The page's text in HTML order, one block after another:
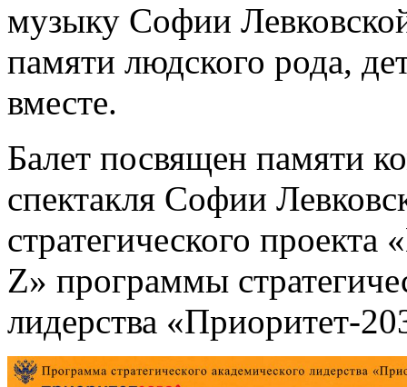
музыку Софии
памяти людского рода,
вместе.
Балет посвящен памяти
спектакля Софии
стратегического проекта
Z» программы
лидерства «Приоритет-